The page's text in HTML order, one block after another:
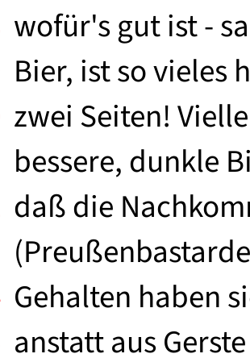
wofür's gut ist -
Bier, ist so vieles
zwei Seiten!
bessere, dunkle
daß die
Gehalten haben
anstatt aus